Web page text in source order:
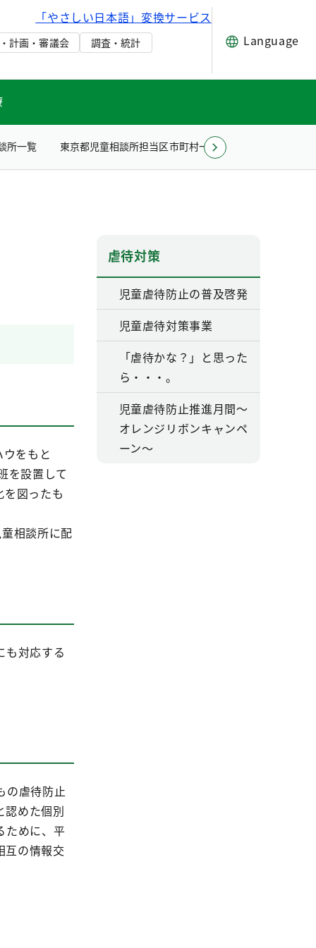
「やさしい日本語」変換サービス
計画・審議会 調査・統計 Language
所一覧 東京都児童相談所担当区市町村一覧
をもと
を設置して
図ったも
相談所に配
対応する
の虐待防止
認めた個別
ために、平
互の情報交
虐待対策
児童虐待防止の普及啓発
児童虐待対策事業
「虐待かな？」と思った
ら・・・。
児童虐待防止推進月間～
オレンジリボンキャンペ
ーン～